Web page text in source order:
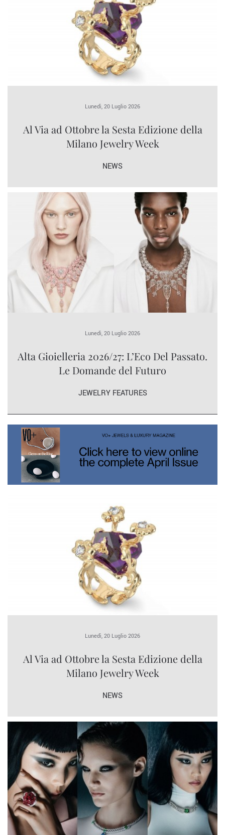
Lunedì, 20 Luglio 2026
Al Via ad Ottobre la Sesta Edizione della
Milano Jewelry Week
NEWS
Lunedì, 20 Luglio 2026
Alta Gioielleria 2026/27: L’Eco Del Passato.
Le Domande del Futuro
JEWELRY FEATURES
Lunedì, 20 Luglio 2026
Al Via ad Ottobre la Sesta Edizione della
Milano Jewelry Week
NEWS